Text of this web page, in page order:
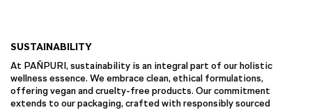
SUSTAINABILITY
At PAÑPURI, sustainability is an integral part of our holistic
wellness essence. We embrace clean, ethical formulations,
offering vegan and cruelty-free products. Our commitment
extends to our packaging, crafted with responsibly sourced